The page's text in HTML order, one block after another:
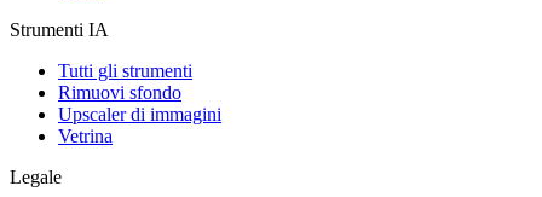
Strumenti IA
Tutti gli strumenti
Rimuovi sfondo
Upscaler di immagini
Vetrina
Legale